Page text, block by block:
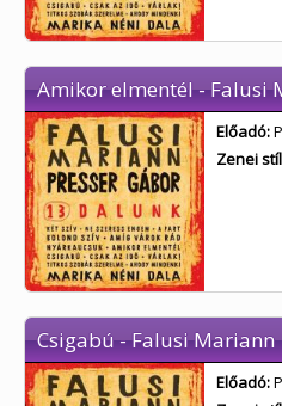
Amikor elmentél - Falusi
Előadó:
Zenei
Csigabú - Falusi Mariann
Előadó: